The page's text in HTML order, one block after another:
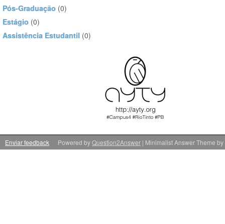
Pós-Graduação (0)
Estágio (0)
Assistência Estudantil (0)
Enviar feedback | Minimalist Answer Theme by
Powered byQuestion2Answer